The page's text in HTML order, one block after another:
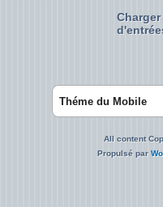
Théme du Mobile
All content
Propulsé par